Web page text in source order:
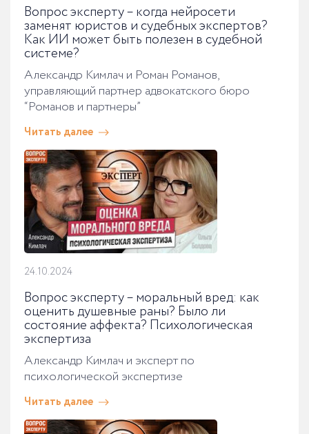
Вопрос эксперту – когда нейросети
заменят юристов и судебных экспертов?
Как ИИ может быть полезен в судебной
системе?
Александр Кимлач и Роман Романов,
управляющий партнер адвокатского бюро
“Романов и партнеры”
Читать далее
24.10.2024
Вопрос эксперту – моральный вред: как
оценить душевные раны? Было ли
состояние аффекта? Психологическая
экспертиза
Александр Кимлач и эксперт по
психологической экспертизе
Читать далее